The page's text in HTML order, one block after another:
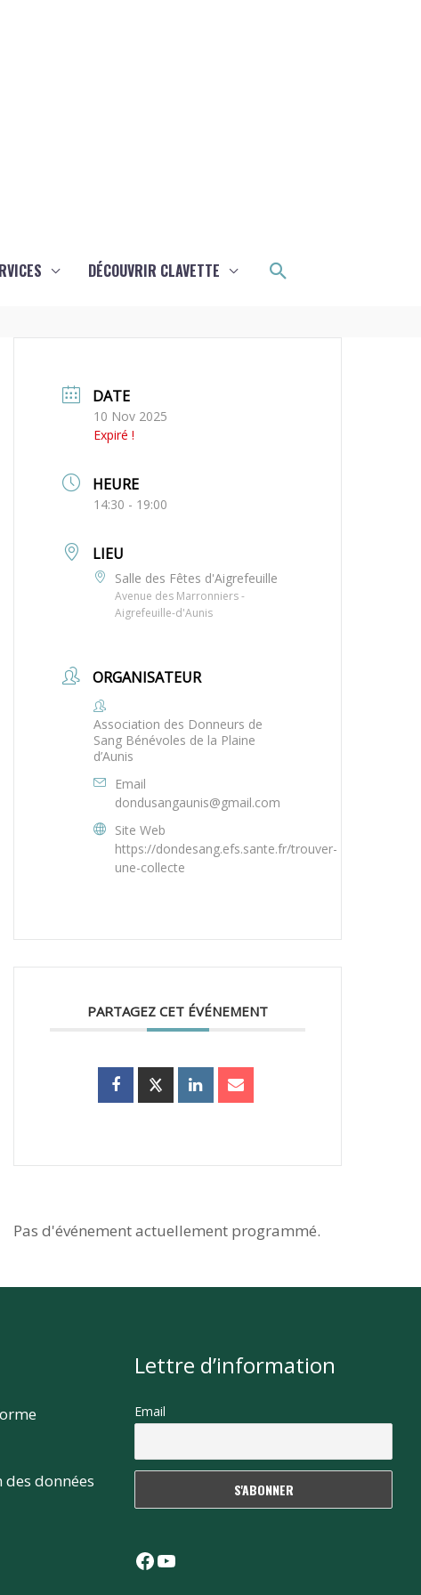
DÉCOUVRIR CLAVETTE Rechercher
DATE
10 Nov 2025
Expiré !
HEURE
14:30 - 19:00
LIEU
Salle des Fêtes d'Aigrefeuille
Avenue des Marronniers -
Aigrefeuille-d'Aunis
ORGANISATEUR
Association des Donneurs de
Sang Bénévoles de la Plaine
d’Aunis
Email
dondusangaunis@gmail.com
Site Web
https://dondesang.efs.sante.fr/trouver-
une-collecte
PARTAGEZ CET ÉVÉNEMENT
Pas d'événement actuellement programmé.
données
Lettre d’information
Email
Facebook
YouTube